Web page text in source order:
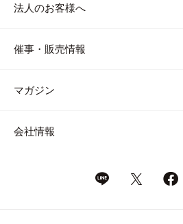
法人のお客様へ
催事・販売情報
マガジン
会社情報